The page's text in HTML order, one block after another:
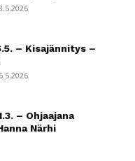
– Kisajännitys –
– Ohjaajana
Närhi